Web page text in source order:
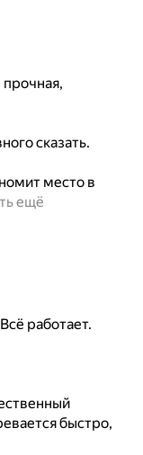
прочная,
сказать.
место в
ещё
работает.
быстро,